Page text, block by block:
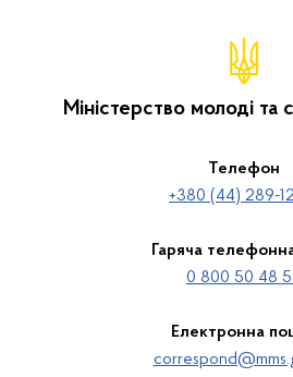
Міністерство молоді та
Телефон
+380 (44) 289-
Гаряча телефонна
0 800 50 48
Електронна